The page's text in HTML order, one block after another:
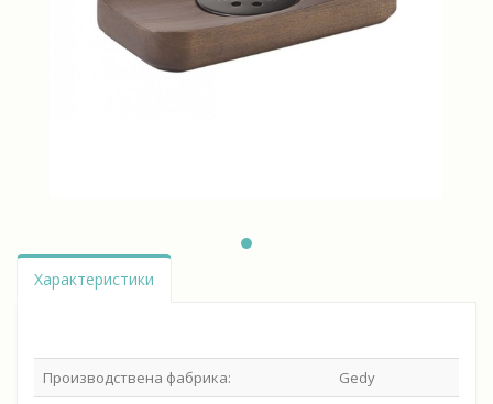
Характеристики
Производствена фабрика:
Gedy